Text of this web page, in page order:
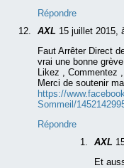
Répondre
AXL 15 juillet 2015,
Faut Arrêter Direct
vrai une bonne
Likez , Commentez
Merci de soutenir
https://
Sommeil/
Répondre
AXL
Et